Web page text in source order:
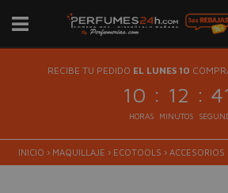
RECIBE TU PEDIDO EL LUNES 10
10 : 12 :
HORAS MINUTOS
INICIO › MAQUILLAJE › ECOTOOLS › ACCESORIOS